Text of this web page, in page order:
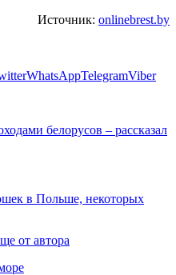
Источник: onlinebrest.by
WhatsAppTelegramViber
белорусов – рассказал
в Польше, некоторых
от автора